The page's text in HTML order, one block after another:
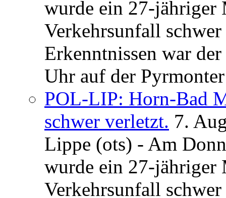
wurde ein 27-jähriger
Verkehrsunfall
Erkenntnissen war
Uhr auf der
POL-LIP: Horn-Bad
schwer verletzt. 7.
Lippe (ots) - Am
wurde ein 27-jähriger
Verkehrsunfall